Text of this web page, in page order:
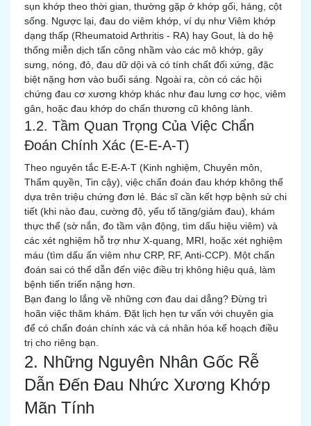
sụn khớp theo thời gian, thường gặp ở khớp gối, háng, cột
sống. Ngược lại, đau do viêm khớp, ví dụ như Viêm khớp
dạng thấp (Rheumatoid Arthritis - RA) hay Gout, là do hệ
thống miễn dịch tấn công nhầm vào các mô khớp, gây
sưng, nóng, đỏ, đau dữ dội và có tính chất đối xứng, đặc
biệt nặng hơn vào buổi sáng. Ngoài ra, còn có các hội
chứng đau cơ xương khớp khác như đau lưng cơ học, viêm
gân, hoặc đau khớp do chấn thương cũ không lành.
1.2. Tầm Quan Trọng Của Việc Chẩn
Đoán Chính Xác (E-E-A-T)
Theo nguyên tắc E-E-A-T (Kinh nghiệm, Chuyên môn,
Thẩm quyền, Tin cậy), việc chẩn đoán đau khớp không thể
dựa trên triệu chứng đơn lẻ. Bác sĩ cần kết hợp bệnh sử chi
tiết (khi nào đau, cường độ, yếu tố tăng/giảm đau), khám
thực thể (sờ nắn, đo tầm vận động, tìm dấu hiệu viêm) và
các xét nghiệm hỗ trợ như X-quang, MRI, hoặc xét nghiệm
máu (tìm dấu ấn viêm như CRP, RF, Anti-CCP). Một chẩn
đoán sai có thể dẫn đến việc điều trị không hiệu quả, làm
bệnh tiến triển nặng hơn.
Bạn đang lo lắng về những cơn đau dai dẳng? Đừng trì
hoãn việc thăm khám. Đặt lịch hẹn tư vấn với chuyên gia
để có chẩn đoán chính xác và cá nhân hóa kế hoạch điều
trị cho riêng bạn.
2. Những Nguyên Nhân Gốc Rễ
Dẫn Đến Đau Nhức Xương Khớp
Mãn Tính